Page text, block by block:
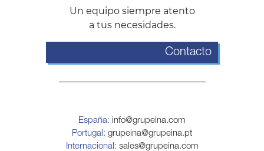
Un equipo siempre atento
a tus necesidades.
Contacto
España: info@grupeina.com
Portugal: grupeina@grupeina.pt
Internacional: sales@grupeina.com